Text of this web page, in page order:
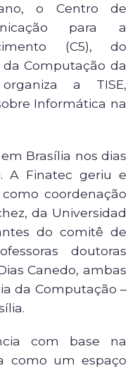
o Centro de
para a
(C5), do
Computação da
a TISE,
Informática na
Brasília nos dias
A Finatec geriu e
coordenação
da Universidad
do comitê de
doutoras
Canedo, ambas
da Computação –
com base na
como um espaço